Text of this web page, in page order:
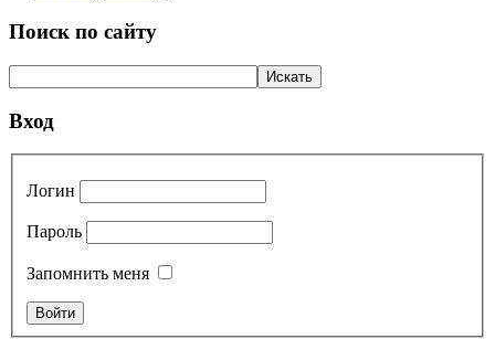
Поиск по сайту
Вход
Логин
Пароль
Запомнить меня